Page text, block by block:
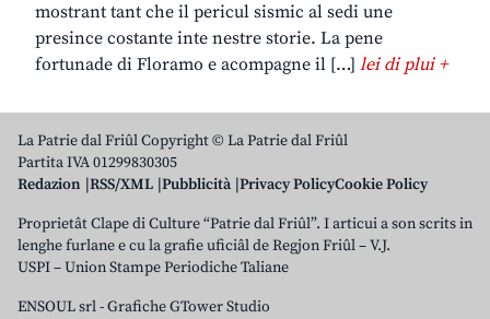
mostrant tant che il pericul sismic al sedi une
presince costante inte nestre storie. La pene
fortunade di Floramo e acompagne il […] lei di plui +
La Patrie dal Friûl Copyright © La Patrie dal Friûl
Partita IVA 01299830305
Redazion RSS/XML Pubblicità Privacy PolicyCookie Policy
Proprietât Clape di Culture “Patrie dal Friûl”. I articui a son scrits in
lenghe furlane e cu la grafie uficiâl de Regjon Friûl – V.J.
USPI – Union Stampe Periodiche Taliane
ENSOUL srl-Grafiche GTower Studio